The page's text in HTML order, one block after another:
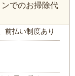
でのお掃除代
前払い制度あり